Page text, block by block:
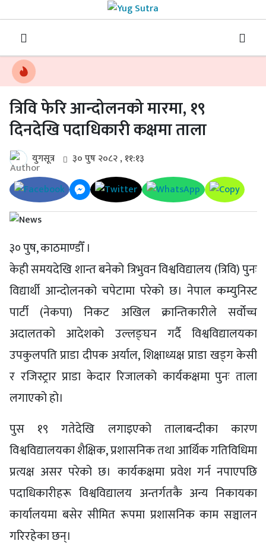
त्रिवि फेरि आन्दोलनको मारमा, १९
दिनदेखि पदाधिकारी कक्षमा ताला
युगसूत्र ३० पुष २०८२ , ११:१३
३० पुष, काठमाण्डौँ ।
केही समयदेखि शान्त बनेको त्रिभुवन विश्वविद्यालय (त्रिवि) पुनः
विद्यार्थी आन्दोलनको चपेटामा परेको छ। नेपाल कम्युनिस्ट
पार्टी (नेकपा) निकट अखिल क्रान्तिकारीले सर्वोच्च
अदालतको आदेशको उल्लङ्घन गर्दै विश्वविद्यालयका
उपकुलपति प्राडा दीपक अर्याल, शिक्षाध्यक्ष प्राडा खड्ग केसी
र रजिस्ट्रार प्राडा केदार रिजालको कार्यकक्षमा पुनः ताला
लगाएको हो।
पुस १९ गतेदेखि लगाइएको तालाबन्दीका कारण
विश्वविद्यालयका शैक्षिक, प्रशासनिक तथा आर्थिक गतिविधिमा
प्रत्यक्ष असर परेको छ। कार्यकक्षमा प्रवेश गर्न नपाएपछि
पदाधिकारीहरू विश्वविद्यालय अन्तर्गतकै अन्य निकायका
कार्यालयमा बसेर सीमित रूपमा प्रशासनिक काम सञ्चालन
गरिरहेका छन्।